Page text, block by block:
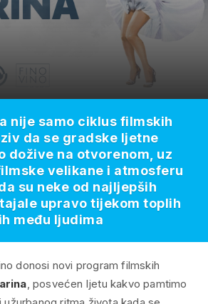
donosi novi program filmskih
, posvećen ljetu kakvo pamtimo
nije samo ciklus filmskih
da se gradske ljetne
dožive na otvorenom, uz
velikane i atmosferu
su neke od najljepših
upravo tijekom toplih
među ljudima